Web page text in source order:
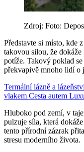
Zdroj: Foto:
Představte si místo, kde
takovou silou, že
potíže. Takový poklad
překvapivě mnoho lidí o
Termální lázně a
vlakem Cesta autem
Hluboko pod zemí, v
pulzuje síla, která
tento přírodní zázrak
stresu moderního života.